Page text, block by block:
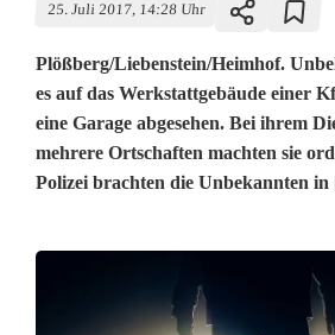
25. Juli 2017, 14:28 Uhr
Plößberg/Liebenstein/Heimhof.
es auf das Werkstattgebäude einer
eine Garage abgesehen. Bei ihrem
mehrere Ortschaften machten sie
Polizei brachten die Unbekannten